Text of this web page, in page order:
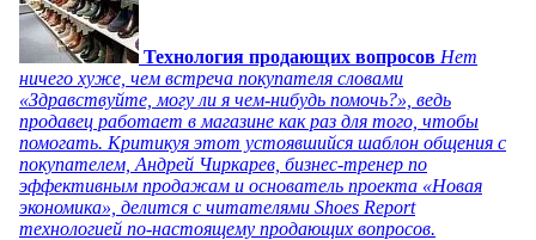
Технология продающих вопросов Нет
ничего хуже, чем встреча покупателя словами
«Здравствуйте, могу ли я чем-нибудь помочь?», ведь
продавец работает в магазине как раз для того, чтобы
помогать. Критикуя этот устоявшийся шаблон общения с
покупателем, Андрей Чиркарев, бизнес-тренер по
эффективным продажам и основатель проекта «Новая
экономика», делится с читателями Shoes Report
технологией по-настоящему продающих вопросов.